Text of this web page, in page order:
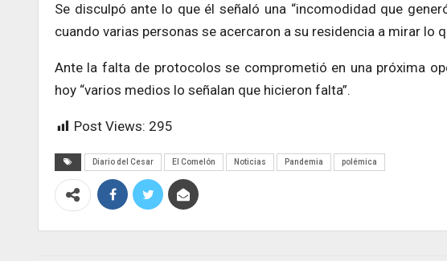
Se disculpó ante lo que él señaló una “incomodidad que
cuando varias personas se acercaron a su residencia a mirar lo
Ante la falta de protocolos se comprometió en una próxima
hoy “varios medios lo señalan que hicieron falta”.
Post Views: 295
Diario del Cesar El Comelón Noticias Pandemia polémica